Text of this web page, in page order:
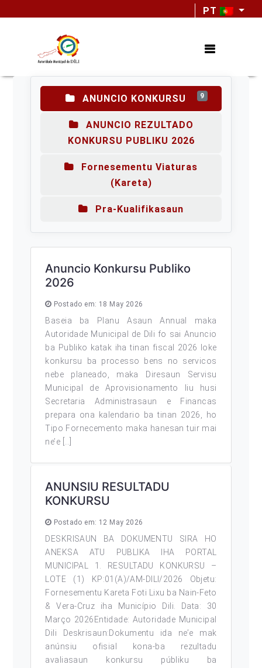
PT
ANUNCIO KONKURSU 9
ANUNCIO REZULTADO
KONKURSU PUBLIKU 2026
Fornesementu Viaturas
(Kareta)
Pra-Kualifikasaun
Anuncio Konkursu Publiko
2026
Postado em: 18 May 2026
Baseia ba Planu Asaun Annual maka
Autoridade Municipal de Dili fo sai Anuncio
ba Publiko katak iha tinan fiscal 2026 loke
konkursu ba processo bens no servicos
nebe planeado, maka Diresaun Servisu
Municipal de Aprovisionamento liu husi
Secretaria Administrasaun e Financas
prepara ona kalendario ba tinan 2026, ho
Tipo Fornecemento maka hanesan tuir mai
ne’e […]
ANUNSIU RESULTADU
KONKURSU
Postado em: 12 May 2026
DESKRISAUN BA DOKUMENTU SIRA HO
ANEKSA ATU PUBLIKA IHA PORTAL
MUNICIPAL 1. RESULTADU KONKURSU –
LOTE (1) KP:01(A)/AM-DILI/2026 Objetu:
Fornesementu Kareta Foti Lixu ba Nain-Feto
& Vera-Cruz iha Município Dili. Data: 30
Março 2026Entidade: Autoridade Municipal
Dili Deskrisaun:Dokumentu ida ne’e mak
anúnsiu ofisial kona-ba rezultadu
avaliasaun konkursu públiku ba